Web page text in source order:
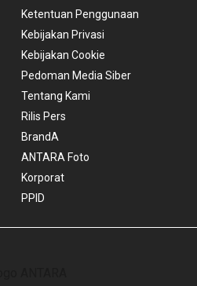
Ketentuan Penggunaan
Kebijakan Privasi
Kebijakan Cookie
Pedoman Media Siber
Tentang Kami
Rilis Pers
BrandA
ANTARA Foto
Korporat
PPID